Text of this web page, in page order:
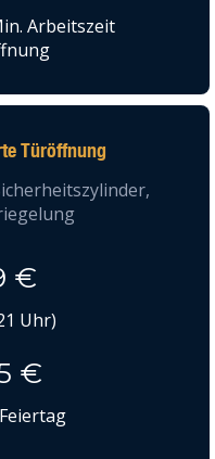
Arbeitszeit
Türöffnung
€
Uhr)
€